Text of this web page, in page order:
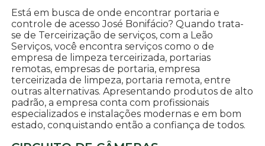
Está em busca de onde encontrar portaria e
controle de acesso José Bonifácio? Quando trata-
se de Terceirização de serviços, com a Leão
Serviços, você encontra serviços como o de
empresa de limpeza terceirizada, portarias
remotas, empresas de portaria, empresa
terceirizada de limpeza, portaria remota, entre
outras alternativas. Apresentando produtos de alto
padrão, a empresa conta com profissionais
especializados e instalações modernas e em bom
estado, conquistando então a confiança de todos.